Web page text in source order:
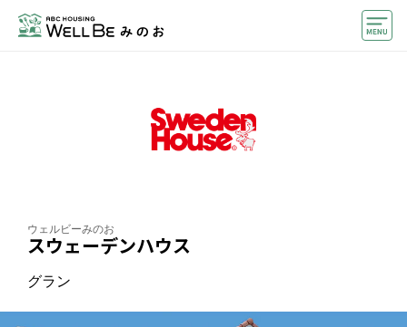
住宅会社・ハウスメーカー
アクセス
ウェルビーみのお
スウェーデンハウス
グラン